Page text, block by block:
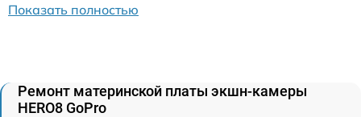
Показать полностью
Ремонт материнской платы экшн-камеры
HERO8 GoPro